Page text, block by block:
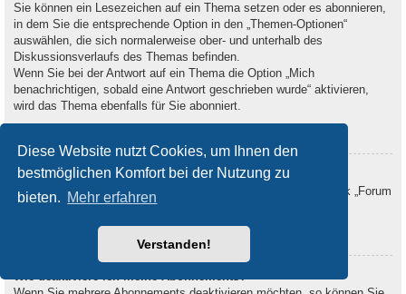
Diese Website nutzt Cookies, um Ihnen den
bestmöglichen Komfort bei der Nutzung zu
bieten. Mehr erfahren
Verstanden!
Sie können ein Lesezeichen auf ein Thema setzen oder es abonnieren,
in dem Sie die entsprechende Option in den „Themen-Optionen“
auswählen, die sich normalerweise ober- und unterhalb des
Diskussionsverlaufs des Themas befinden.
Wenn Sie bei der Antwort auf ein Thema die Option „Mich
benachrichtigen, sobald eine Antwort geschrieben wurde“ aktivieren,
wird das Thema ebenfalls für Sie abonniert.
Wie kann ich ein Forum abonnieren?
Um ein Forum zu abonnieren, verwenden Sie im Forum den Link „Forum
abonnieren“, der sich meist am Ende der Seite befindet.